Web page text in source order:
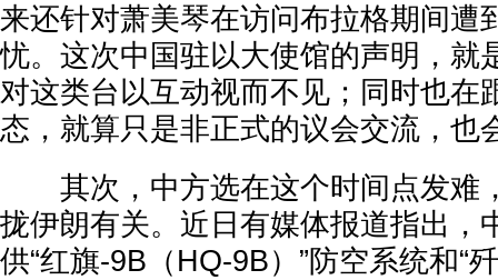
来还针对萧美琴在访问布拉格期间遭
忧。这次中国驻以大使馆的声明，就
对这类台以互动视而不见；同时也在
态，就算只是非正式的议会交流，也
其次，中方选在这个时间点发难
拢伊朗有关。近日有媒体报道指出，
供“红旗-9B（HQ-9B）”防空系统和“